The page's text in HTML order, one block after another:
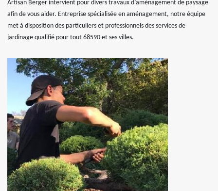
Artisan Berger intervient pour divers travaux d’aménagement de paysage
afin de vous aider. Entreprise spécialisée en aménagement, notre équipe
met à disposition des particuliers et professionnels des services de
jardinage qualifié pour tout 68590 et ses villes.